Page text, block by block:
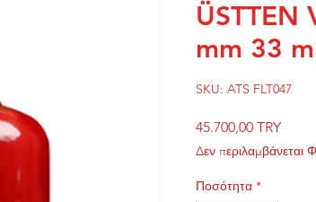
ÜSTTEN
mm 33
SKU: ATS FLT047
45.700,00 TRYΤιμή
Δεν περιλαμβάνεται
Ποσότητα *